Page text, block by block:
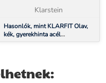
Klarstein
Hasonlók, mint KLARFIT Olav,
kék, gyerekhinta acél
konstrukcióval, kerti használatra